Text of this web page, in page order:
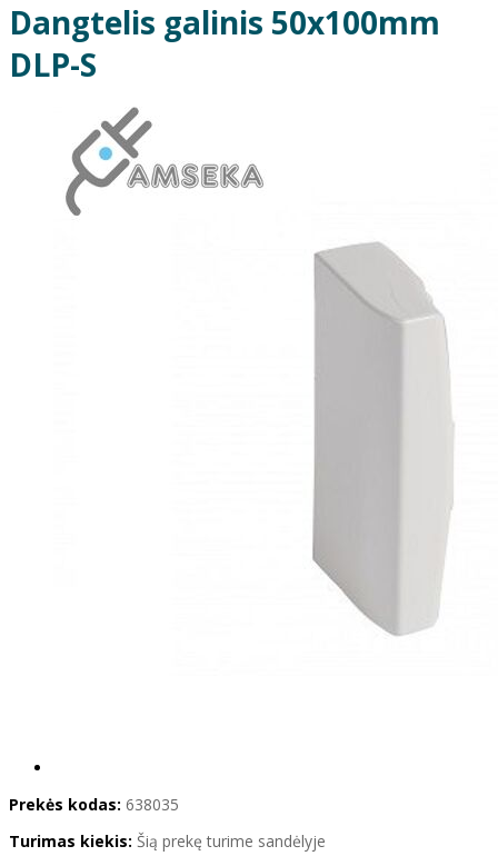
Dangtelis galinis 50x100mm
DLP-S
Prekės kodas: 638035
Turimas kiekis: Šią prekę turime sandėlyje